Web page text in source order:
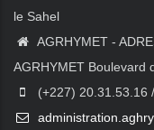
le Sahel
AGRHYMET -
AGRHYMET Boulevard
(+227) 20.31.53.16